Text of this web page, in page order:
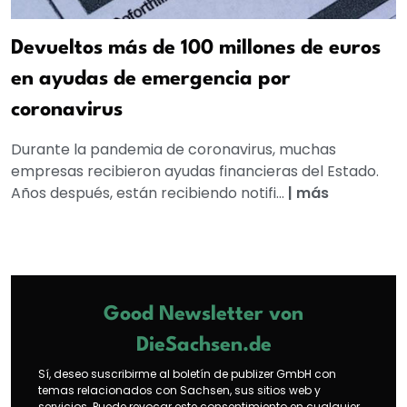
Devueltos más de 100 millones de euros
en ayudas de emergencia por
coronavirus
Durante la pandemia de coronavirus, muchas
empresas recibieron ayudas financieras del Estado.
Años después, están recibiendo notifi... | más
Good Newsletter von
DieSachsen.de
Sí, deseo suscribirme al boletín de publizer GmbH con
temas relacionados con Sachsen, sus sitios web y